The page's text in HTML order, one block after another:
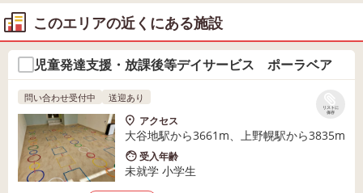
このエリアの近くにある施設
児童発達支援・放課後等デイサービス ポーラベア
リストに
保存
問い合わせ受付中 送迎あり
アクセス
大谷地駅から3661m、上野幌駅から3835m
受入年齢
未就学 小学生